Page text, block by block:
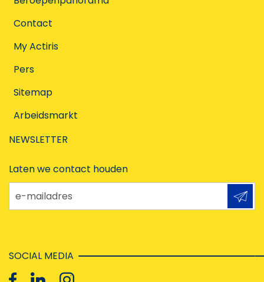
Contact
My Actiris
Pers
Sitemap
Arbeidsmarkt
NEWSLETTER
Laten we contact houden
e-mailadres
SOCIAL MEDIA